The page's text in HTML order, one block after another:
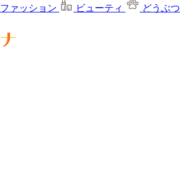
ファッション ビューティ どうぶつ